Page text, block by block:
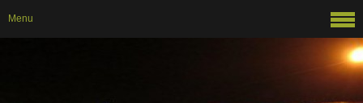
Menu